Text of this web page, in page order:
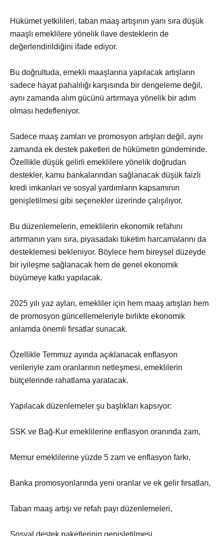
Hükümet yetkilileri, taban maaş artışının yanı sıra düşük
maaşlı emeklilere yönelik ilave desteklerin de
değerlendirildiğini ifade ediyor.
Bu doğrultuda, emekli maaşlarına yapılacak artışların
sadece hayat pahalılığı karşısında bir dengeleme değil,
aynı zamanda alım gücünü artırmaya yönelik bir adım
olması hedefleniyor.
Sadece maaş zamları ve promosyon artışları değil, aynı
zamanda ek destek paketleri de hükümetin gündeminde.
Özellikle düşük gelirli emeklilere yönelik doğrudan
destekler, kamu bankalarından sağlanacak düşük faizli
kredi imkanları ve sosyal yardımların kapsamının
genişletilmesi gibi seçenekler üzerinde çalışılıyor.
Bu düzenlemelerin, emeklilerin ekonomik refahını
artırmanın yanı sıra, piyasadaki tüketim harcamalarını da
desteklemesi bekleniyor. Böylece hem bireysel düzeyde
bir iyileşme sağlanacak hem de genel ekonomik
büyümeye katkı yapılacak.
2025 yılı yaz ayları, emekliler için hem maaş artışları hem
de promosyon güncellemeleriyle birlikte ekonomik
anlamda önemli fırsatlar sunacak.
Özellikle Temmuz ayında açıklanacak enflasyon
verileriyle zam oranlarının netleşmesi, emeklilerin
bütçelerinde rahatlama yaratacak.
Yapılacak düzenlemeler şu başlıkları kapsıyor:
SSK ve Bağ-Kur emeklilerine enflasyon oranında zam,
Memur emeklilerine yüzde 5 zam ve enflasyon farkı,
Banka promosyonlarında yeni oranlar ve ek gelir fırsatları,
Taban maaş artışı ve refah payı düzenlemeleri,
Sosyal destek paketlerinin genişletilmesi.